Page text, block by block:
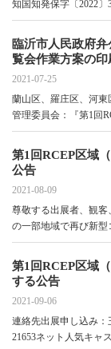
知国知発保字〔2022
臨沂市人民政府
覧会作業方案の
2021-07-25
蘭山区、羅庄区、河
管理委員会：『第1回
第1回RCEP区域
公告
2021-08-09
尊敬する出展者、観
の一部地域で再び新
第1回RCEP区域
する公告
2021-09-06
連絡先出展申し込み：
21653ネット人気キャ